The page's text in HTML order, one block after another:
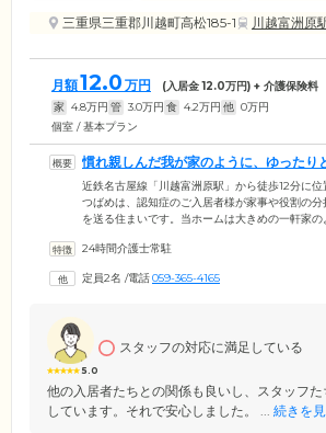
三重県三重郡川越町高松185-1
川越富洲原
月額12.0 万円 (入居金12.0万円) + 介護保険料
家 4.8万円 管 3.0万円 食 4.2万円 他 0万円
個室 / 基本プラン
慣れ親しんだ我が家のように、ゆったり
しください
近鉄名古屋線「川越富洲原駅」から徒歩12分に
つばめは、認知症のご入居者様が家事や役割の
を送る住まいです。当ホームは大きめの一軒家
した。個室ではプライバシーが守られた生活を満
なさまにとっての「当たり前」を大切にし、当ホ
24時間介護士常駐
定員2名 /電話059-365-4165
5.0
スタッフの対応に満足している
他の入居者たちとの関係も良いし、スタッフ
しています。それで安心しました。 ... 続きを